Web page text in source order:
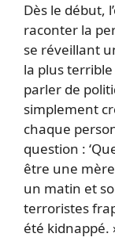
Dès le début,
raconter la
se réveillant
la plus
parler de
simplement
chaque
question :
être une
un matin et
terroristes
été kidnappé.